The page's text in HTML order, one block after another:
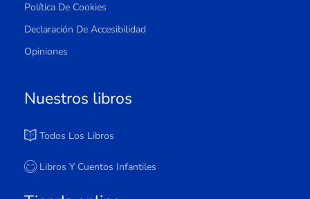
Política De Cookies
Declaración De Accesibilidad
Opiniones
Nuestros libros
Todos Los Libros
Libros Y Cuentos Infantiles